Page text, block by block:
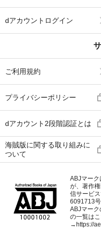
dアカウントログイン
ご利用規約
プライバシーポリシー
dアカウント2段階認証とは
海賊版に関する取り組みに
ついて
ABJマー
が、著作
信サービ
6091713号
ABJマー
の一覧は
→ https://